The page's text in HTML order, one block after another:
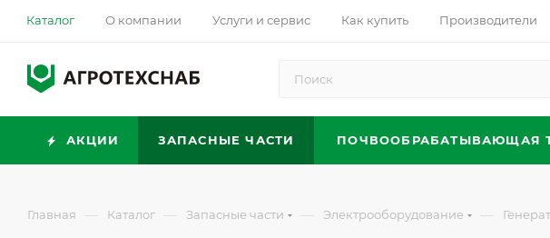
Каталог О компании Услуги и сервис Как купить Производители
АКЦИИ ЗАПАСНЫЕ ЧАСТИ ПОЧВООБРАБАТЫВАЮЩАЯ
Главная — Каталог — Запасные части — Электрооборудование —